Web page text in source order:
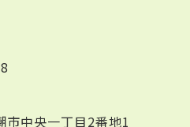
中央一丁目2番地1